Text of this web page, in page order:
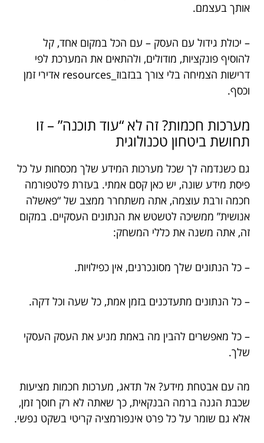
אותך בעצמם.
– יכולת גידול עם העסק – עם הכל במקום אחד, קל
להוסיף פונקציות, מודולים, ולהתאים את המערכת לפי
דרישות הצמיחה בלי צורך בבזבוז_resources אדירי זמן
וכסף.
מערכות חכמות? זה לא “עוד תוכנה” – זו
תחושת ביטחון טכנולוגית
גם כשנדמה לך שכל מערכות המידע שלך מכסחות על כל
פיסת מידע שונה, יש כאן קסם אמתי. בעזרת פלטפורמה
חכמה ורבת עוצמה, אתה משתחרר ממצב של “פאשלה
אנושית” ממשיכה לטשטש את הנתונים העסקיים. במקום
זה, אתה משנה את כללי המשחק:
– כל הנתונים שלך מסונכרנים, אין כפילויות.
– כל הנתונים מתעדכנים בזמן אמת, כל שעה וכל דקה.
– כל מאפשרים להבין מה באמת מניע את העסק העסקי
שלך.
מה עם אבטחת מידע? אל תדאג, מערכות חכמות מציעות
שכבת הגנה ברמה הבנקאית, כך שאתה לא רק חוסך זמן,
אלא גם שומר על כל פרט אינפורמציה קריטי בשקט נפשי.